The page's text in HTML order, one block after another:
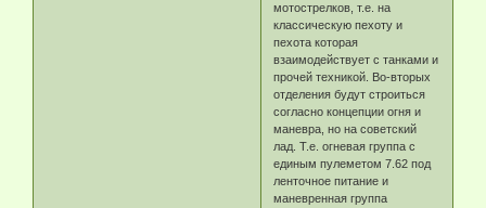
мотострелков, т.е. на
классическую пехоту и
пехота которая
взаимодействует с танками и
прочей техникой. Во-вторых
отделения будут строиться
согласно концепции огня и
маневра, но на советский
лад. Т.е. огневая группа с
единым пулеметом 7.62 под
ленточное питание и
маневренная группа